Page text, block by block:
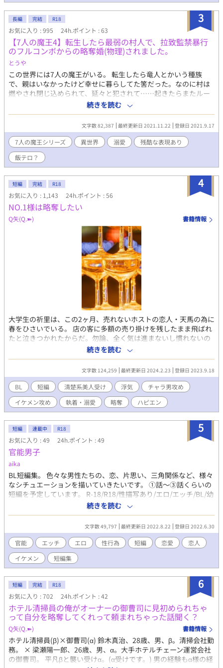
3
長編 完結 R18
お気に入り : 995 24h.ポイント : 63
【7人の魔王4】転生したら最弱の村人で、拉致監禁暴行
のフルコンボからの略奪婚(物理)されました。
とうや
この世界には7人の魔王がいる。 転生したら竜人とかいう種族
で、親はいなかったけど幸せに暮らしてた筈だった。なのに村は
燃やされ閉じ込められて、延々と犯されて……起きたらまたルー
プ…。夜が明けたら『あいつ』意外、みんな俺のことなんか覚え
てやしない。心が壊れない方がおかしいだろ？ けれど、俺に『嫁
になれ』っていうおかしな男が現れた。……お前だって…どうせ
朝が来たら俺のことなんか忘れるくせに。 「明日まであんたが俺
を忘れてなけりゃ……嫁でもなんでもなってやるよ…っ！」 『ほ
ー？忘れんなよ？その言葉』 聴覚を封じられた戦闘狂魔王×ピン
クの竜種かわい子ちゃん
********************************************
ATTENTION
******************************************** ＊独自設定があ
ります。随時更新の【人物紹介とネタバレ含む裏設定】を参考に
してください。 ＊人道に反する残酷な表現があります。シリーズ
でわかるように、これは『神々が統治した世界が滅びる物語』で
す。善人悪人関係なく死にます。グロ、胸糞注意報です。 ＊監
禁、レイプ、児童虐待などの表現が序盤にあります。 ＊コメント
は返せませんが、ありがたく拝読してから認証しています(*´ω｀
続きを読む
文字数 82,387 最終更新日 2021.11.22 登録日 2021.9.17
7人の魔王シリーズ 異世界 溺愛
残酷な表現あり
飯テロ？
4
短編 完結 R18
お気に入り : 1,143 24h.ポイント : 56
NO.1様は略奪したい
Q矢(Q.➽) 書籍情報
大学生の祈里は、この2ヶ月、売れないホストの恋人・天馬の為に
春をひさいでいる。 店の客に多額の売り掛けを残したまま飛ばれ
たと泣きつかれたからだ。勿論、全く気は進まないし慣れないの
だが、清楚な美しさを持つ祈里は妙に客ウケが良く、僅かな間に
固定の客までついてガンガン稼いでしまっている。 そして今夜も
いつもの場所に立ち、客の声かけを待つ祈里。だが、寄って来た
のは何処か見覚えのあるイケメン風の若い男で…。 ◆ 久高 祈里
(くだか いのり・受け) 天馬の為に嫌々頑張ってたけど最近限界。
◆ 天馬 (祈里以外の視点の時はテンマ表記・攻め) 祈里の彼氏。売
れないホスト。売れないなら辞めたら良いのに。 ◆ 三須 麗都 (み
す れいと・攻め) 天馬の勤務するホストクラブのNO.1様。 目線ひ
とつでめちゃくちゃ売り上げるし甲斐性ありあり執着心もありあ
り。 ※ゆっくり更新です ※up後に色々訂正する事があります ※
あくまでフィクションですので、あの方々のシ〇ギについても当
然フィクションです
続きを読む
文字数 124,259 最終更新日 2024.2.23 登録日 2023.9.18
BL 短編 清楚系美人受け 浮気
チャラ男攻め
イケメン攻め
執着・溺愛 略奪 ハピエン
5
短編 連載中 R18
お気に入り : 49 24h.ポイント : 49
官能男子
aika
BL短編集。 色々な男性たちの、恋、片思い、三角関係など、様々
なシチュエーションを描いていきたいです。 ①話〜③話くらいの
短編を予定しています。 R-18/R18/性描写あり/エロ/エッチ/BL/幼
なじみ/恋愛/純愛/NTR/浮気/複数/イケメン/美少年/複数プレイ/変
態/上司/部下/先輩/後輩/羞恥プレイ/調教/乱交/同僚/童顔/同棲/バ
ンド/制服/元彼/元カレ/未練/新彼/彼氏/ 執着/年下/年上/同級生/略
奪/タレ目/片思い/禁断/肉体関係/コスプレ/弁護士/検察官
続きを読む
文字数 49,797 最終更新日 2022.8.22 登録日 2022.6.30
官能 エッチ エロ 性行為 短編 恋愛
恋人
イケメン
短編集
6
短編 完結 R18
お気に入り : 702 24h.ポイント : 42
ホテル清掃員の俺がオーナーの御曹司に見初められちゃ
って自分を略奪してくれって頼まれちゃった話聞く？
Q矢(Q.➽) 書籍情報
ホテル清掃員(β)×御曹司(α) 鈴木真治、28歳、男、β。清掃会社勤
務。 × 梁瀬陽一郎、26歳、男、α。大手ホテルチェーン運営会社
の御曹司。 平凡βと襲い受けα。(α受けです。) 男の経験もα様の経